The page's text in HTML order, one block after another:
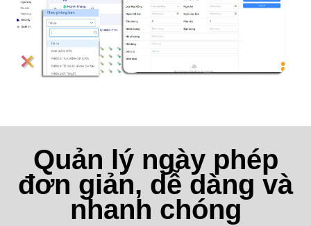
Quản lý ngày phép
đơn giản, dễ dàng và
nhanh chóng